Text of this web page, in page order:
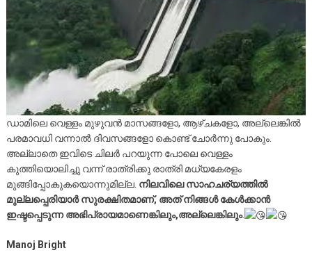
ഡാമിലെ വെള്ളം മുഴുവൻ മാസങ്ങളോ, ആഴ്ചകളോ, അല്ലെങ്കിൽ
പരമാവധി വന്നാൽ ദിവസങ്ങളോ കൊണ്ട് ചോർന്നു പോകും.
അല്ലാതെ ഇവിടെ ചിലർ പറയുന്ന പോലെ വെള്ളം
കുത്തിയൊലിച്ചു വന്ന് രാത്രിക്കു രാത്രി മധ്യകേരളം
മുങ്ങിപ്പോകുകയൊന്നുമില്ല. നിലവിലെ സാഹചര്യത്തിൽ
മുല്ലപ്പെരിയാർ സുരക്ഷിതമാണ്, അത് നിങ്ങൾ കേൾക്കാൻ
ഇഷ്ടപ്പെടുന്ന അഭിപ്രായമാണെങ്കിലും,അല്ലെങ്കിലും.
Manoj Bright